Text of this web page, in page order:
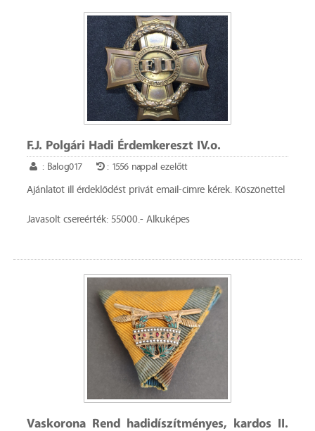
F.J. Polgári Hadi Érdemkereszt IV.o.
: Balog017 : 1556 nappal ezelőtt
Ajánlatot ill érdeklődést privát email-cimre kérek. Köszönettel
Javasolt csereérték: 55000.- Alkuképes
Vaskorona Rend hadidíszítményes, kardos II.